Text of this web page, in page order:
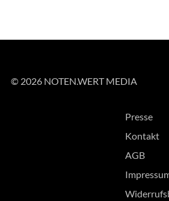
© 2026 NOTEN.WERT MEDIA
Presse
Kontakt
AGB